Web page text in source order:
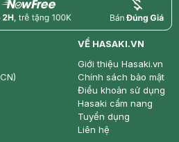
price
VỀ HASAKI.VN
Giới thiệu Hasaki.vn
Chính sách bảo mật
Điều khoản sử dụng
Hasaki cẩm nang
Tuyển dụng
Liên hệ